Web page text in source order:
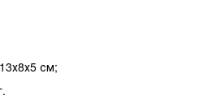
см;